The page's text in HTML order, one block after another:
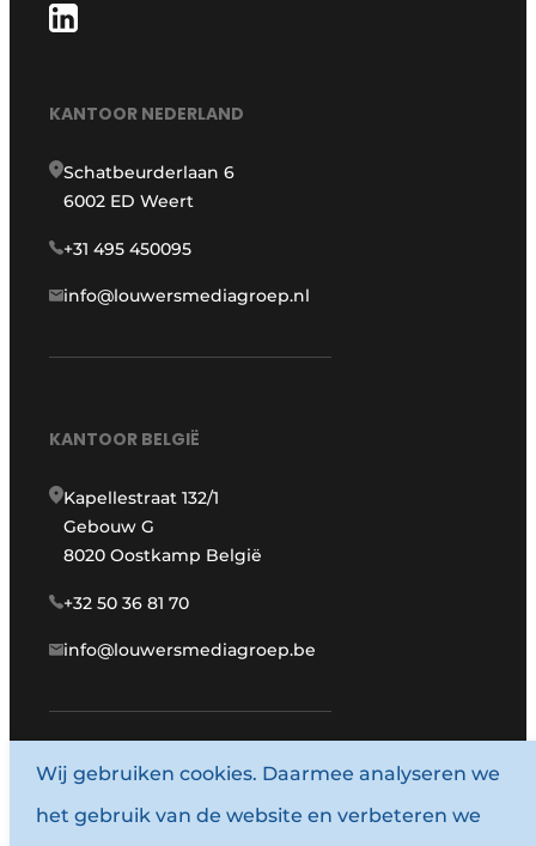
KANTOOR NEDERLAND
Schatbeurderlaan 6
6002 ED Weert
+31 495 450095
info@louwersmediagroep.nl
KANTOOR BELGIË
Kapellestraat 132/1
Gebouw G
8020 Oostkamp België
+32 50 36 81 70
info@louwersmediagroep.be
www.louwersmediagroep.com
© 1987 - 2026 Louwersmediagroep.
Wij gebruiken cookies. Daarmee analyseren we
het gebruik van de website en verbeteren we